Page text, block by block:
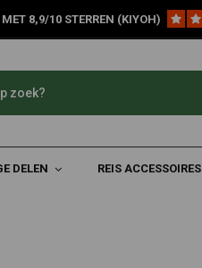
8,9/10 STERREN (KIYOH)
DELEN REIS ACCESSOIRES
| Zwart